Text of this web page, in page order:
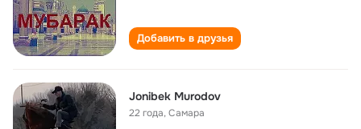
Добавить в друзья
Jonibek Murodov
22 года,Самара